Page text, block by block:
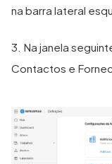
na barra lateral
3. Na janela
Contactos e